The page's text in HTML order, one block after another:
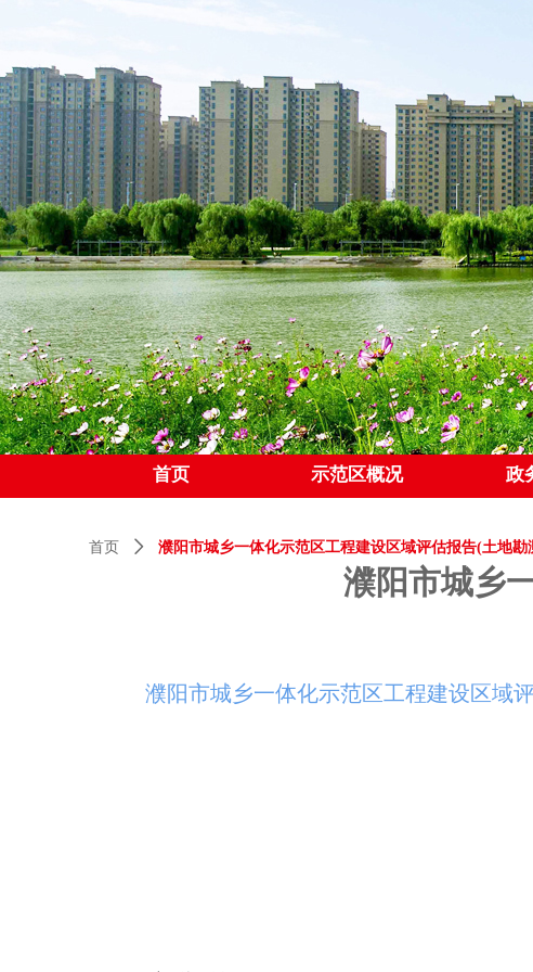
首页 示范区概况 政
濮阳市城乡
首页 ꄲ 濮阳市城乡一体化示范区工程建设区域评估报告(土地勘
濮阳市城乡一体化示范区工程建设区域